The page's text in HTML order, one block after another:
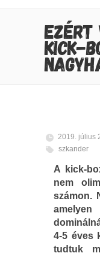
EZÉRT
KICK-
2019. július
szkander
A kick-
nem
számon.
4-5 éves
tudtuk